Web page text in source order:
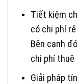
Tiết kiệm
có chi phí
Bên cạnh
chi phí thuê
Giải pháp